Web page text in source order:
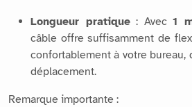
Longueur pratique: Avec 1
câble offre suffisamment de
confortablement à votre bureau,
déplacement.
Remarque importante :